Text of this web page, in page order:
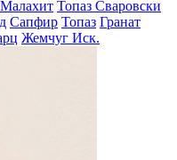
Малахит Топаз Сваровски
Сапфир Топаз Гранат
Жемчуг Иск.